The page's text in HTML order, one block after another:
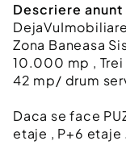
Descriere anunt
Zona Baneasa
10.000 mp ,
42 mp/ drum
Daca se face
etaje , P+6 etaje .